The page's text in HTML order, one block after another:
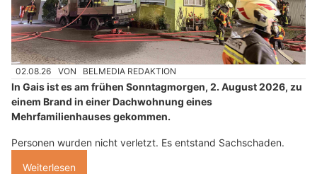
02.08.26 VON BELMEDIA REDAKTION
In Gais ist es am frühen Sonntagmorgen, 2. August 2026, zu
einem Brand in einer Dachwohnung eines
Mehrfamilienhauses gekommen.
Personen wurden nicht verletzt. Es entstand Sachschaden.
Weiterlesen